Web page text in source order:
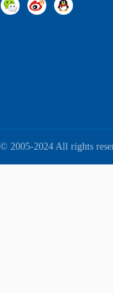
© 2005-2024 All rights